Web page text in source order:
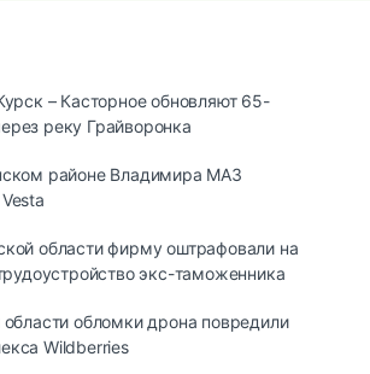
– Касторное обновляют 65-
реку Грайворонка
районе Владимира МАЗ
области фирму оштрафовали на
экс-таможенника
области обломки дрона повредили
Wildberries